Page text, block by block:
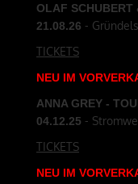
OLAF SCHUBERT
21.08.26 -
TICKETS
NEU IM
ANNA GREY -
04.12.25 -
TICKETS
NEU IM